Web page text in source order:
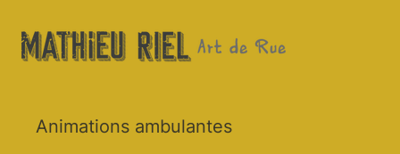
Animations ambulantes